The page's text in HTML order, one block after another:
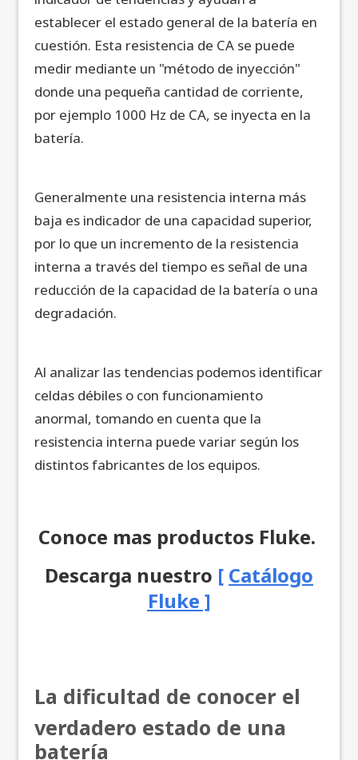
establecer el estado general de la batería en
cuestión. Esta resistencia de CA se puede
medir mediante un "método de inyección"
donde una pequeña cantidad de corriente,
por ejemplo 1000 Hz de CA, se inyecta en la
batería.
Generalmente una resistencia interna más
baja es indicador de una capacidad superior,
por lo que un incremento de la resistencia
interna a través del tiempo es señal de una
reducción de la capacidad de la batería o una
degradación.
Al analizar las tendencias podemos identificar
celdas débiles o con funcionamiento
anormal, tomando en cuenta que la
resistencia interna puede variar según los
distintos fabricantes de los equipos.
Conoce mas productos Fluke.
Descarga nuestro [ Catálogo
Fluke ]
La dificultad de conocer el
verdadero estado de una
batería